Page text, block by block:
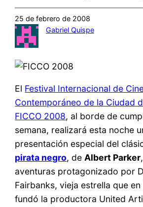
25 de febrero de 2008
Gabriel Quispe
El Festival Internacional de
Contemporáneo de la Ciudad
FICCO 2008, al borde de
semana, realizará esta noche
presentación especial del
pirata negro, de Albert Parker
aventuras protagonizado por
Fairbanks, vieja estrella que
fundó la productora United